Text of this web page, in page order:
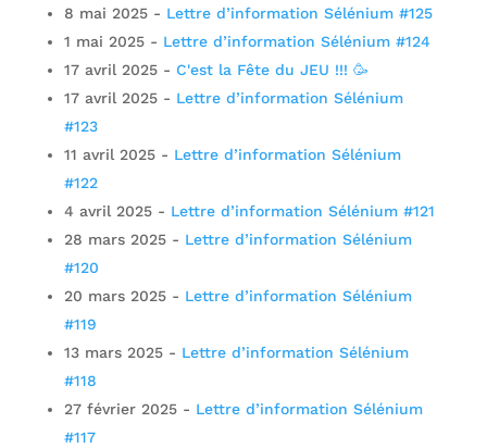
8 mai 2025 - Lettre d’information Sélénium #125
1 mai 2025 - Lettre d’information Sélénium #124
17 avril 2025 - C'est la Fête du JEU !!! 🥳
17 avril 2025 - Lettre d’information Sélénium
#123
11 avril 2025 - Lettre d’information Sélénium
#122
4 avril 2025 - Lettre d’information Sélénium #121
28 mars 2025 - Lettre d’information Sélénium
#120
20 mars 2025 - Lettre d’information Sélénium
#119
13 mars 2025 - Lettre d’information Sélénium
#118
27 février 2025 - Lettre d’information Sélénium
#117